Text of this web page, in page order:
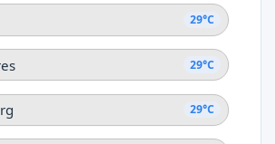
29°C
29°C
29°C